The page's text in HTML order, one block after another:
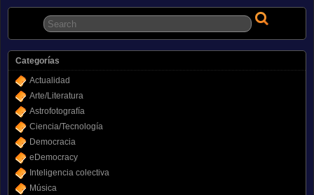
Categorías
Actualidad
Arte/Literatura
Astrofotografía
Ciencia/Tecnología
Democracia
eDemocracy
Inteligencia colectiva
Música